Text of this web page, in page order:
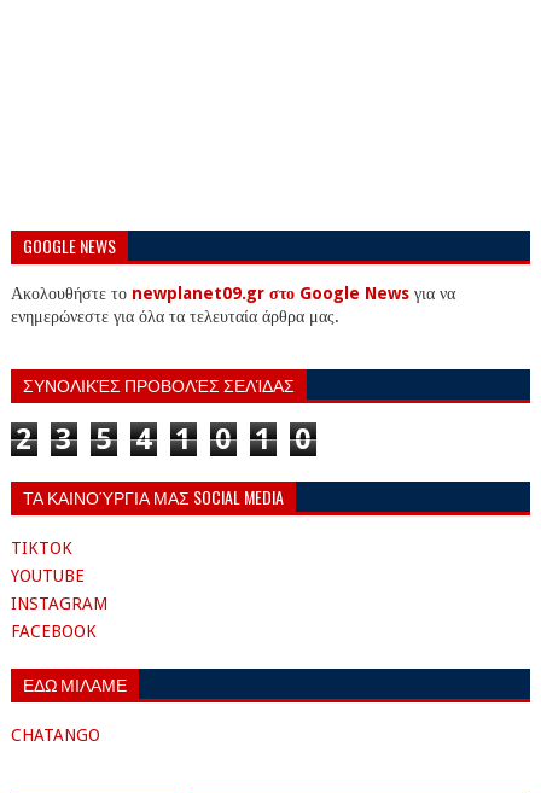
GOOGLE NEWS
Ακολουθήστε το newplanet09.gr στο Google Newsγια να
ενημερώνεστε για όλα τα τελευταία άρθρα μας.
ΣΥΝΟΛΙΚΈΣ ΠΡΟΒΟΛΈΣ ΣΕΛΊΔΑΣ
2 3 5 4 1 0 1 0
ΤΑ ΚΑΙΝΟΎΡΓΙΑ ΜΑΣ SOCIAL MEDIA
TIKTOK
YOUTUBE
INSTAGRAM
FACEBOOK
ΕΔΩ ΜΙΛΑΜΕ
CHATANGO